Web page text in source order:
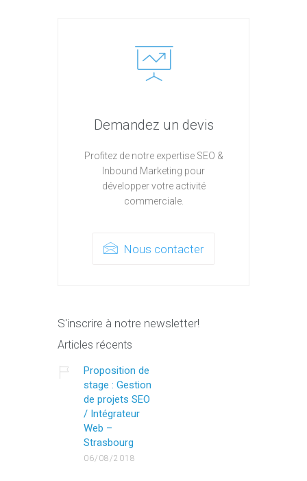
Demandez un devis
Profitez de notre expertise SEO &
Inbound Marketing pour
développer votre activité
commerciale.
Nous contacter
S'inscrire à notre newsletter!
Articles récents
Proposition de
stage : Gestion
de projets SEO
/ Intégrateur
Web –
Strasbourg
06/08/2018